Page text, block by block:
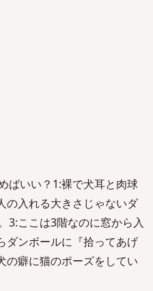
ばいい？1:裸で犬耳と肉球
の入れる大きさじゃないダ
3:ここは3階なのに窓から入
ダンボールに『拾ってあげ
の癖に猫のポーズをしてい